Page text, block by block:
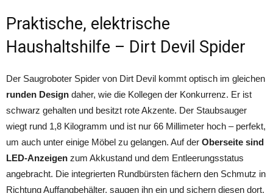
Praktische, elektrische
Haushaltshilfe – Dirt Devil Spider
Der Saugroboter Spider von Dirt Devil kommt optisch im gleichen
runden Design daher, wie die Kollegen der Konkurrenz. Er ist
schwarz gehalten und besitzt rote Akzente. Der Staubsauger
wiegt rund 1,8 Kilogramm und ist nur 66 Millimeter hoch – perfekt,
um auch unter einige Möbel zu gelangen. Auf der Oberseite sind
LED-Anzeigen zum Akkustand und dem Entleerungsstatus
angebracht. Die integrierten Rundbürsten fächern den Schmutz in
Richtung Auffangbehälter, saugen ihn ein und sichern diesen dort.